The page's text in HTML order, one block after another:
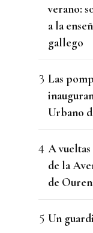
verano:
a la
gallego
Las
Urbano
A
de la
de
Un